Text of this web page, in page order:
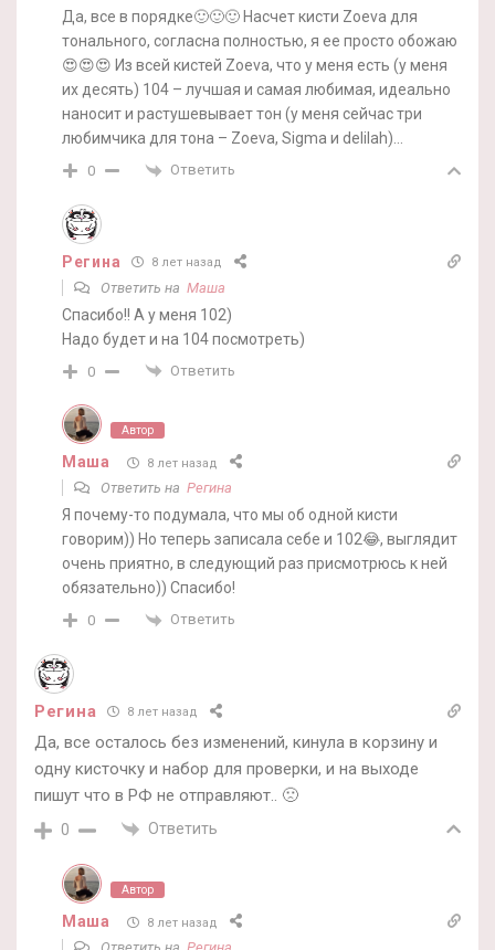
Да, все в порядке🙂🙂🙂 Насчет кисти Zoeva для
тонального, согласна полностью, я ее просто обожаю
😍😍😍 Из всей кистей Zoeva, что у меня есть (у меня
их десять) 104 – лучшая и самая любимая, идеально
наносит и растушевывает тон (у меня сейчас три
любимчика для тона – Zoeva, Sigma и delilah)…
0 Ответить
Регина 8 лет назад
Ответить на Маша
Спасибо!! А у меня 102)
Надо будет и на 104 посмотреть)
0 Ответить
Автор
Маша 8 лет назад
Ответить на Регина
Я почему-то подумала, что мы об одной кисти
говорим)) Но теперь записала себе и 102😂, выглядит
очень приятно, в следующий раз присмотрюсь к ней
обязательно)) Спасибо!
0 Ответить
Регина 8 лет назад
Да, все осталось без изменений, кинула в корзину и
одну кисточку и набор для проверки, и на выходе
пишут что в РФ не отправляют.. 🙁
0 Ответить
Автор
Маша 8 лет назад